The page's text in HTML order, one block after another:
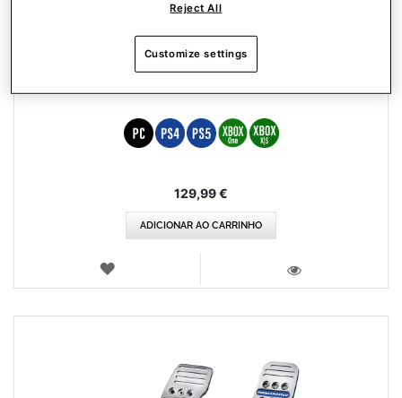
RACELINE PEDALS III
129,99 €
ADICIONAR AO CARRINHO
LISTA
Reject All
Customize settings